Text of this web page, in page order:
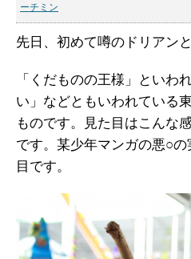
ーチミン
先日、初めて噂のドリアン
「くだものの王様」といわ
い」などともいわれている
ものです。見た目はこんな
です。某少年マンガの悪○
目です。